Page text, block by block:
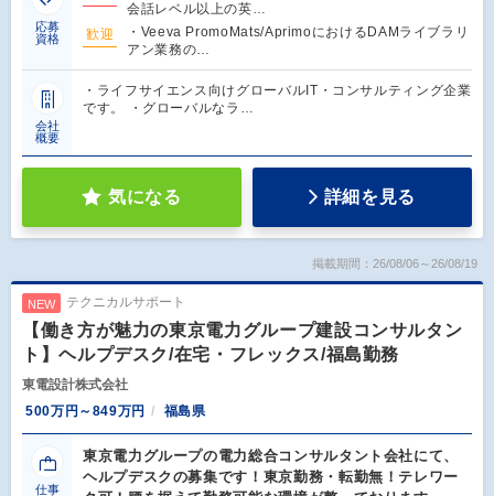
応募
資格
会話レベル以上の英…
歓迎
・Veeva PromoMats/AprimoにおけるDAMライブラリ
アン業務の…
会社
概要
・ライフサイエンス向けグローバルIT・コンサルティング企業
です。 ・グローバルなラ…
気になる 詳細を見る
掲載期間：26/08/06～26/08/19
NEW テクニカルサポート
【働き方が魅力の東京電力グループ建設コンサルタン
ト】ヘルプデスク/在宅・フレックス/福島勤務
東電設計株式会社
500万円～849万円
福島県
仕事
東京電力グループの電力総合コンサルタント会社にて、
ヘルプデスクの募集です！東京勤務・転勤無！テレワー